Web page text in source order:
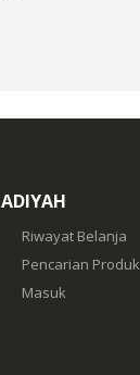
Riwayat Belanja
Pencarian Produk
Masuk